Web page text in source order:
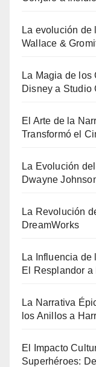
La evolución de
Wallace &
La Magia de los
Disney a Studio
El Arte de la
Transformó el
La Evolución
Dwayne
La Revolución
DreamWorks
La Influencia
El Resplandor a
La Narrativa
los Anillos a
El Impacto
Superhéroes: